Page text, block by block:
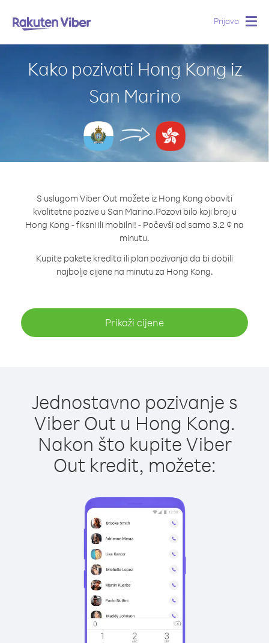
Prijava
Kako pozivati Hong Kong iz
San Marino
S uslugom Viber Out možete iz Hong Kong obaviti
kvalitetne pozive u San Marino.Pozovi bilo koji broj u
Hong Kong - fiksni ili mobilni! - Počevši od samo 3.2 ¢ na
minutu.
Kupite pakete kredita ili plan pozivanja da bi dobili
najbolje cijene na minutu za Hong Kong.
Prikaži cijene
Jednostavno pozivanje s
Viber Out u Hong Kong.
Nakon što kupite Viber
Out kredit, možete: